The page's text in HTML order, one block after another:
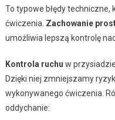
To typowe błędy techniczne,
ćwiczenia. Zachowanie
umożliwia lepszą kontrolę
Kontrola ruchu w
Dzięki niej zmniejszamy
wykonywanego ćwiczenia.
oddychanie: